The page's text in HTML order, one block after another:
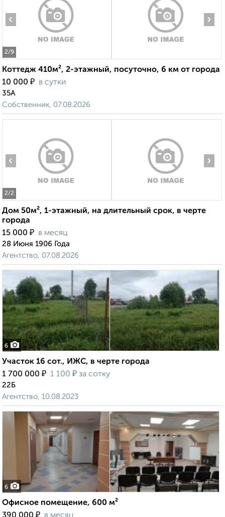
2/9
‹ ›
Коттедж 410м², 2-этажный, посуточно, 6 км от города
10 000 ₽ в сутки
35А
Собственник, 07.08.2026
2/2
‹ ›
Дом 50м², 1-этажный, на длительный срок, в черте
города
15 000 ₽ в месяц
28 Июня 1906 Года
Агентство, 07.08.2026
6
Участок 16 сот., ИЖС, в черте города
1 700 000 ₽ 1 100 ₽ за сотку
22Б
Агентство, 10.08.2023
6
Офисное помещение, 600 м²
₽